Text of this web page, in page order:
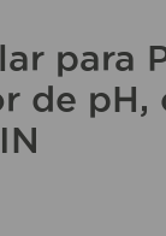
para
de pH,